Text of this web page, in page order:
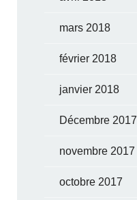
mars 2018
février 2018
janvier 2018
Décembre 2017
novembre 2017
octobre 2017